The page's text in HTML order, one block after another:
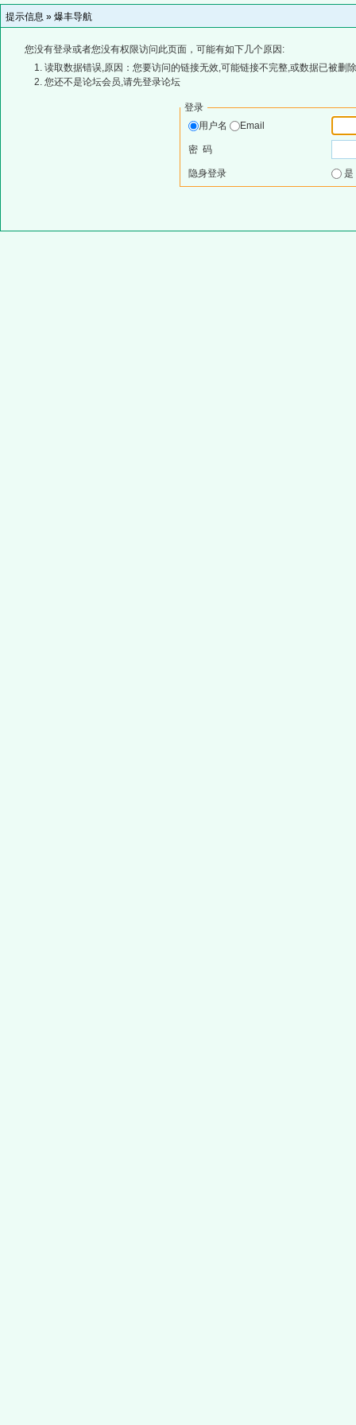
提示信息 » 爆丰导航
您没有登录或者您没有权限访问此页面，可能有如下几个原因:
读取数据错误,原因：您要访问的链接无效,可能链接不完整,或数据已被删
您还不是论坛会员,请先登录论坛
登录
用户名
Email
密 码
隐身登录